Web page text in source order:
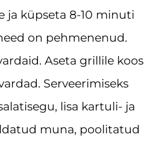
ja küpseta 8-10 minuti
on pehmenenud.
Aseta grillile koos
Serveerimiseks
lisa kartuli- ja
muna, poolitatud